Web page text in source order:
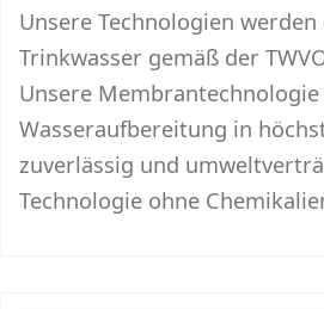
Unsere Technologien
Trinkwasser gemäß der
Unsere
Wasseraufbereitung in
zuverlässig und
Technologie ohne